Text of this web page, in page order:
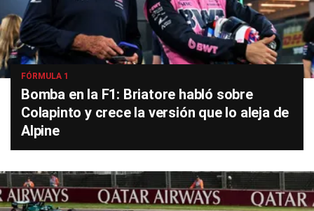
FÓRMULA 1
Bomba en la F1: Briatore habló sobre
Colapinto y crece la versión que lo aleja de
Alpine